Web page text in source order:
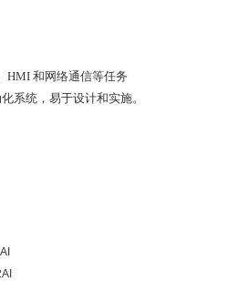
HMI 和网络通信等任务
系统，易于设计和实施。